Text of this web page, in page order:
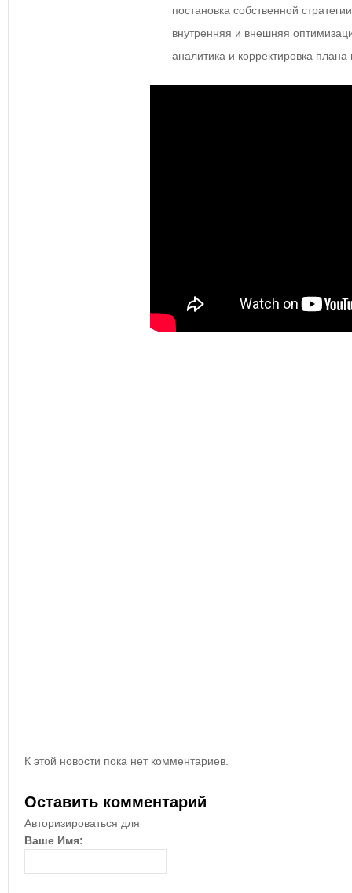
постановка собственной
внутренняя и внешняя
аналитика и корректировка
К этой новости пока нет комментариев.
Оставить комментарий
Авторизироваться для
Ваше Имя: